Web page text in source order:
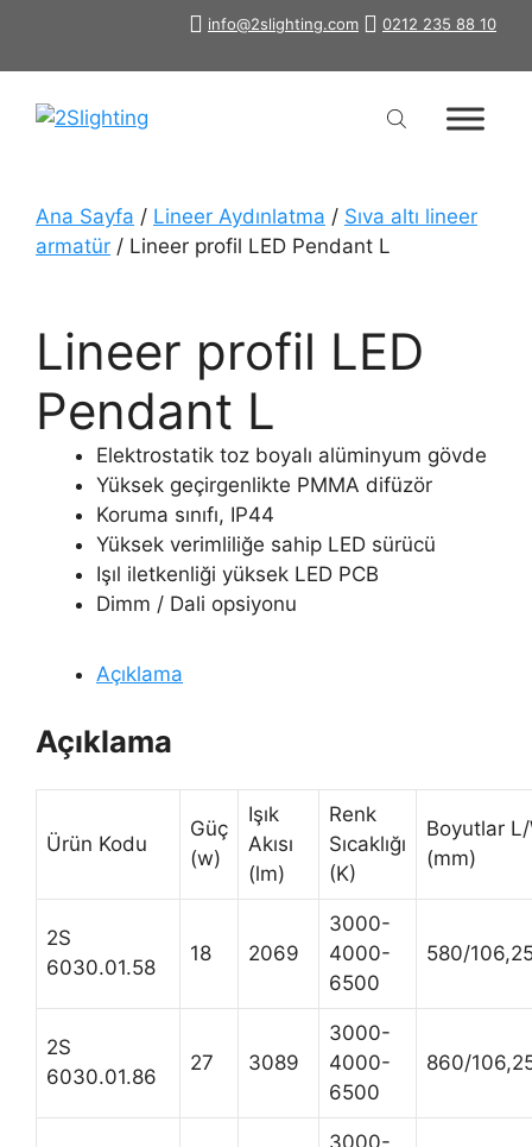
info@2slighting.com 0212 235 88 10
Ana Sayfa / Lineer Aydınlatma / Sıva altı lineer
armatür / Lineer profil LED Pendant L
Lineer profil LED
Pendant L
Elektrostatik toz boyalı alüminyum gövde
Yüksek geçirgenlikte PMMA difüzör
Koruma sınıfı, IP44
Yüksek verimliliğe sahip LED sürücü
Işıl iletkenliği yüksek LED PCB
Dimm / Dali opsiyonu
Açıklama
Açıklama
Ürün Kodu
Güç
(w)
Işık
Akısı
(lm)
Renk
Sıcaklığı
(K)
Boyutlar
(mm)
2S
6030.01.58
18 2069
3000-
4000-
6500
580/
2S
6030.01.86
27 3089
3000-
4000-
6500
860/